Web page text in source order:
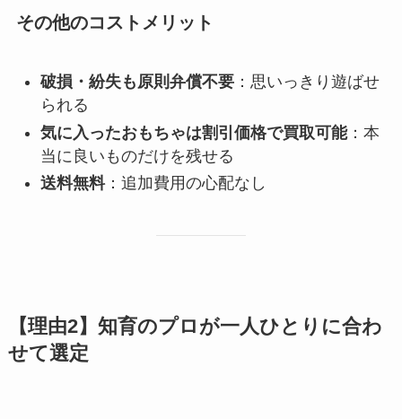
その他のコストメリット
破損・紛失も原則弁償不要：思いっきり遊ばせ
られる
気に入ったおもちゃは割引価格で買取可能：本
当に良いものだけを残せる
送料無料：追加費用の心配なし
【理由2】知育のプロが一人ひとりに合わ
せて選定